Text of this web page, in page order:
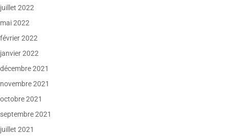
juillet 2022
mai 2022
février 2022
janvier 2022
décembre 2021
novembre 2021
octobre 2021
septembre 2021
juillet 2021